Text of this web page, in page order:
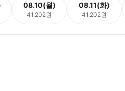
08.10(월)
41,202원
08.11(화)
41,202원